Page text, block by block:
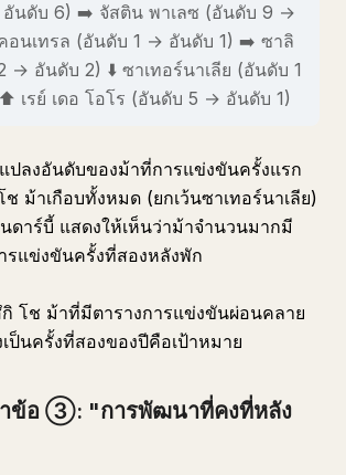
นดับ 6) ➡️ จัสติน พาเลซ (อันดับ 9 →
นเทรล (อันดับ 1 → อันดับ 1) ➡️ ซาลิ
→ อันดับ 2) ⬇️ ซาเทอร์นาเลีย (อันดับ 1
เรย์ เดอ โอโร (อันดับ 5 → อันดับ 1)
ปลงอันดับของม้าที่การแข่งขันครั้งแรก
ม้าเกือบทั้งหมด (ยกเว้นซาเทอร์นาเลีย)
ดาร์บี้ แสดงให้เห็นว่าม้าจำนวนมากมี
รแข่งขันครั้งที่สองหลังพัก
โช ม้าที่มีตารางการแข่งขันผ่อนคลาย
ป็นครั้งที่สองของปีคือเป้าหมาย
ข้อ ③: "การพัฒนาที่คงที่หลัง